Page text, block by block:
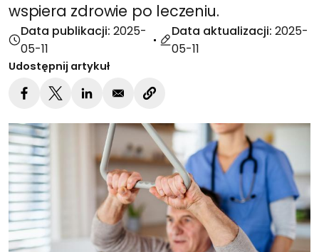
wspiera zdrowie po leczeniu.
Data publikacji: 2025-
05-11
Data aktualizacji: 2025-
05-11
Udostępnij artykuł